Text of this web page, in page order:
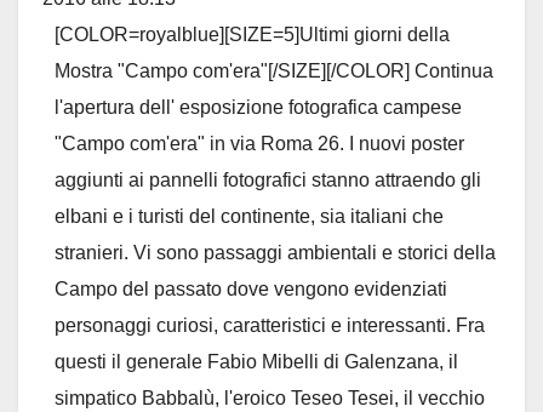
[COLOR=royalblue][SIZE=5]Ultimi giorni della
Mostra "Campo com'era"[/SIZE][/COLOR] Continua
l'apertura dell' esposizione fotografica campese
"Campo com'era" in via Roma 26. I nuovi poster
aggiunti ai pannelli fotografici stanno attraendo gli
elbani e i turisti del continente, sia italiani che
stranieri. Vi sono passaggi ambientali e storici della
Campo del passato dove vengono evidenziati
personaggi curiosi, caratteristici e interessanti. Fra
questi il generale Fabio Mibelli di Galenzana, il
simpatico Babbalù, l'eroico Teseo Tesei, il vecchio